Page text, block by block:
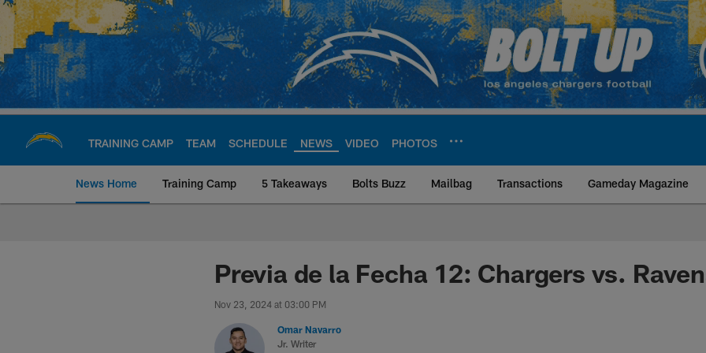
Skip
main
content
TRAINING CAMP TEAM SCHEDULE NEWS VIDEO PHOTOS
News Home Training Camp 5 Takeaways Bolts Buzz Mailbag Transactions Gameday Magazine
Chargers Official Site | Los Angeles
Previa de la Fecha 12: Chargers vs.
Nov 23, 2024 at 03:00 PM
Omar Navarro
Jr. Writer